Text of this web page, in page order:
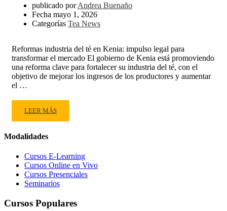
publicado por Andrea Buenaño
Fecha mayo 1, 2026
Categorías Tea News
Reformas industria del té en Kenia: impulso legal para
transformar el mercado El gobierno de Kenia está promoviendo
una reforma clave para fortalecer su industria del té, con el
objetivo de mejorar los ingresos de los productores y aumentar
el …
READ
MORE
KENIA
REFORMAS
CLAVE
PARA
INDUSTRIA
LEER MÁS
Modalidades
Cursos E-Learning
Cursos Online en Vivo
Cursos Presenciales
Seminarios
Cursos Populares